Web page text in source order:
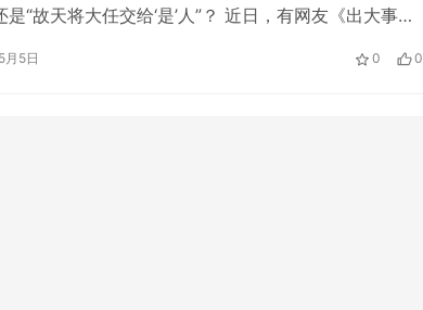
是“故天将大任交给‘是’人”？ 近日，有网友《出大事
线似乎被人动了！》称，在我的记忆中，早年曾学过
来发现现在的教科书变成了“故天降大任”。 10月26
月5日 0 0